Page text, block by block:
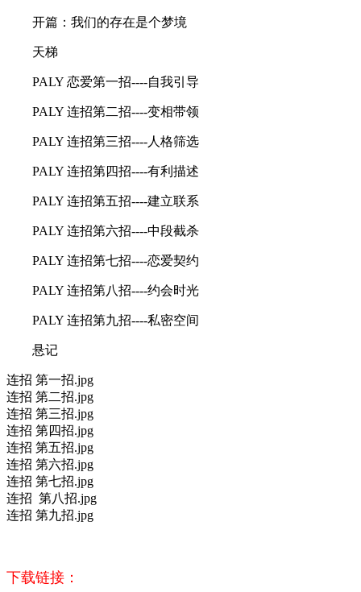
开篇：我们的存在是个梦境
天梯
PALY 恋爱第一招----自我引导
PALY 连招第二招----变相带领
PALY 连招第三招----人格筛选
PALY 连招第四招----有利描述
PALY 连招第五招----建立联系
PALY 连招第六招----中段截杀
PALY 连招第七招----恋爱契约
PALY 连招第八招----约会时光
PALY 连招第九招----私密空间
悬记
连招 第一招.jpg
连招 第二招.jpg
连招 第三招.jpg
连招 第四招.jpg
连招 第五招.jpg
连招 第六招.jpg
连招 第七招.jpg
连招 第八招.jpg
连招 第九招.jpg
下载链接：